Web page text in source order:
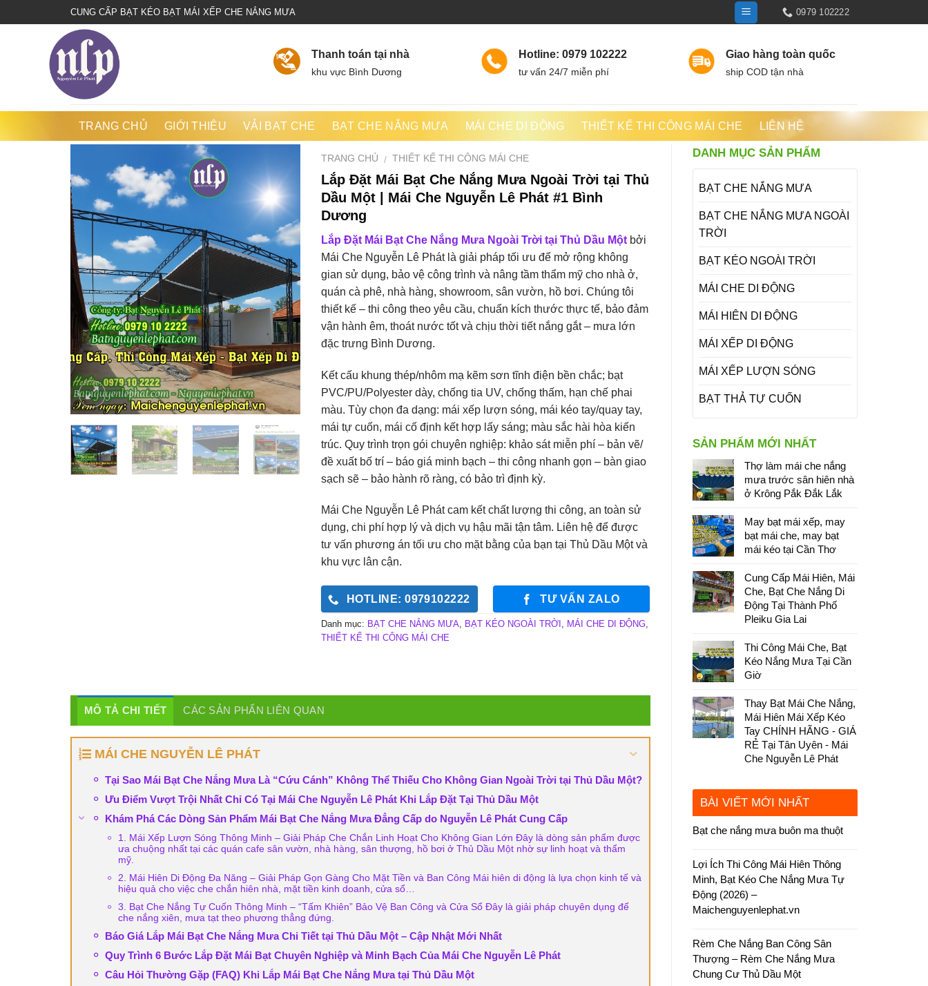
Bienhoadongnai.netCUNG CẤP BẠT KÉO BẠT MÁI XẾP CHE NẮNG MƯA 0979 102222
Thanh toán tại nhà
khu vực Bình Dương
Hotline: 0979 102222
tư vấn 24/7 miễn phí
Giao hàng toàn quốc
ship COD tận nhà
TRANG CHỦ GIỚI THIỆU VẢI BẠT CHE BẠT CHE NẮNG MƯA MÁI CHE DI ĐỘNG THIẾT KẾ THI CÔNG MÁI CHE LIÊN HỆ
TRANG CHỦ / THIẾT KẾ THI CÔNG MÁI CHE
Lắp Đặt Mái Bạt Che Nắng Mưa Ngoài Trời tại Thủ
Dầu Một | Mái Che Nguyễn Lê Phát #1 Bình
Dương
Lắp Đặt Mái Bạt Che Nắng Mưa Ngoài Trời tại Thủ Dầu Mộtbởi
Mái Che Nguyễn Lê Phát là giải pháp tối ưu để mở rộng không
gian sử dụng, bảo vệ công trình và nâng tầm thẩm mỹ cho nhà ở,
quán cà phê, nhà hàng, showroom, sân vườn, hồ bơi. Chúng tôi
thiết kế – thi công theo yêu cầu, chuẩn kích thước thực tế, bảo đảm
vận hành êm, thoát nước tốt và chịu thời tiết nắng gắt – mưa lớn
đặc trưng Bình Dương.
Kết cấu khung thép/nhôm mạ kẽm sơn tĩnh điện bền chắc; bạt
PVC/PU/Polyester dày, chống tia UV, chống thấm, hạn chế phai
màu. Tùy chọn đa dạng: mái xếp lượn sóng, mái kéo tay/quay tay,
mái tự cuốn, mái cố định kết hợp lấy sáng; màu sắc hài hòa kiến
trúc. Quy trình trọn gói chuyên nghiệp: khảo sát miễn phí – bản vẽ/
đề xuất bố trí – báo giá minh bạch – thi công nhanh gọn – bàn giao
sạch sẽ – bảo hành rõ ràng, có bảo trì định kỳ.
Mái Che Nguyễn Lê Phát cam kết chất lượng thi công, an toàn sử
dụng, chi phí hợp lý và dịch vụ hậu mãi tận tâm. Liên hệ để được
tư vấn phương án tối ưu cho mặt bằng của bạn tại Thủ Dầu Một và
khu vực lân cận.
HOTLINE: 0979102222 TƯ VẤN ZALO
Danh mục: BẠT CHE NẮNG MƯA, BẠT KÉO NGOÀI TRỜI , MÁI CHE DI ĐỘNG,
THIẾT KẾ THI CÔNG MÁI CHE
MÔ TẢ CHI TIẾT CÁC SẢN PHẨN LIÊN QUAN
MÁI CHE NGUYỄN LÊ PHÁT
Tại Sao Mái Bạt Che Nắng Mưa Là “Cứu Cánh” Không Thể Thiếu Cho Không Gian Ngoài Trời tại Thủ Dầu Một?
Ưu Điểm Vượt Trội Nhất Chỉ Có Tại Mái Che Nguyễn Lê Phát Khi Lắp Đặt Tại Thủ Dầu Một
Khám Phá Các Dòng Sản Phẩm Mái Bạt Che Nắng Mưa Đẳng Cấp do Nguyễn Lê Phát Cung Cấp
1. Mái Xếp Lượn Sóng Thông Minh – Giải Pháp Che Chắn Linh Hoạt Cho Không Gian Lớn Đây là dòng sản phẩm được
ưa chuộng nhất tại các quán cafe sân vườn, nhà hàng, sân thượng, hồ bơi ở Thủ Dầu Một nhờ sự linh hoạt và thẩm
mỹ.
2. Mái Hiên Di Động Đa Năng – Giải Pháp Gọn Gàng Cho Mặt Tiền và Ban Công Mái hiên di động là lựa chọn kinh tế và
hiệu quả cho việc che chắn hiên nhà, mặt tiền kinh doanh, cửa sổ…
3. Bạt Che Nắng Tự Cuốn Thông Minh – “Tấm Khiên” Bảo Vệ Ban Công và Cửa Sổ Đây là giải pháp chuyên dụng để
che nắng xiên, mưa tạt theo phương thẳng đứng.
Báo Giá Lắp Mái Bạt Che Nắng Mưa Chi Tiết tại Thủ Dầu Một – Cập Nhật Mới Nhất
Quy Trình 6 Bước Lắp Đặt Mái Bạt Chuyên Nghiệp và Minh Bạch Của Mái Che Nguyễn Lê Phát
Câu Hỏi Thường Gặp (FAQ) Khi Lắp Mái Bạt Che Nắng Mưa tại Thủ Dầu Một
DANH MỤC SẢN PHẨM
BẠT CHE NẮNG MƯA
BẠT CHE NẮNG MƯA NGOÀI
TRỜI
BẠT KÉO NGOÀI TRỜI
MÁI CHE DI ĐỘNG
MÁI HIÊN DI ĐỘNG
MÁI XẾP DI ĐỘNG
MÁI XẾP LƯỢN SÓNG
BẠT THẢ TỰ CUỐN
SẢN PHẨM MỚI NHẤT
Thợ làm mái che nắng
mưa trước sân hiên nhà
ở Krông Pắk Đắk Lắk
May bạt mái xếp, may
bạt mái che, may bạt
mái kéo tại Cần Thơ
Cung Cấp Mái Hiên, Mái
Che, Bạt Che Nắng Di
Động Tại Thành Phố
Pleiku Gia Lai
Thi Công Mái Che, Bạt
Kéo Nắng Mưa Tại Cần
Giờ
Thay Bạt Mái Che Nắng,
Mái Hiên Mái Xếp Kéo
Tay CHÍNH HÃNG - GIÁ
RẺ Tại Tân Uyên - Mái
Che Nguyễn Lê Phát
BÀI VIẾT MỚI NHẤT
Bạt che nắng mưa buôn ma thuột
Lợi Ích Thi Công Mái Hiên Thông
Minh, Bạt Kéo Che Nắng Mưa Tự
Động (2026) –
Maichenguyenlephat.vn
Rèm Che Nắng Ban Công Sân
Thượng – Rèm Che Nắng Mưa
Chung Cư Thủ Dầu Một